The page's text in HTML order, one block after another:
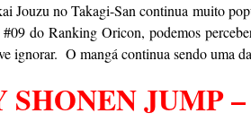
Jouzu no Takagi-San continua muito
do Ranking Oricon, podemos
ignorar. O mangá continua sendo uma
JUMP –